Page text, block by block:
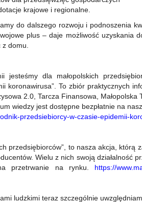
krajowe i regionalne.
do dalszego rozwoju i podnoszenia
plus – daje możliwość uzyskania
domu.
jesteśmy dla małopolskich
koronawirusa”. To zbiór praktycznych
2.0, Tarcza Finansowa, Małopolska
wiedzy jest dostępne bezpłatnie na
przedsiebiorcy-w-czasie-epidemii-
przedsiębiorców”, to nasza akcja, którą
Wielu z nich swoją działalność
przetrwanie na rynku. https://
ludzkimi teraz szczególnie